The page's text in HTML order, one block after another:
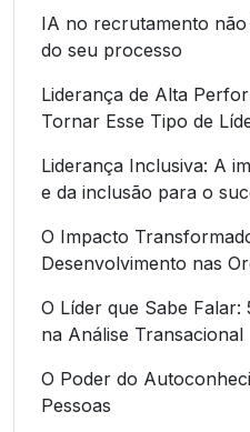
IA no recrutamento
do seu processo
Liderança de Alta
Tornar Esse Tipo de
Liderança Inclusiva: A
e da inclusão para o
O Impacto
Desenvolvimento nas
O Líder que Sabe Falar:
na Análise Transacional
O Poder do
Pessoas